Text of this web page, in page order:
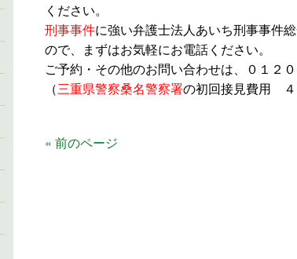
ください。
刑事事件に強い弁護士法人あいち刑事事件
ので、まずはお気軽にお電話ください。
ご予約・その他のお問い合わせは、０１２
（三重県警察桑名警察署の初回接見費用 ４
« 前のページ